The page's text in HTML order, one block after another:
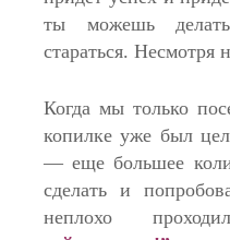
ты можешь
стараться. Несмотря
Когда мы только
копилке уже был
— еще большее
сделать и
неплохо